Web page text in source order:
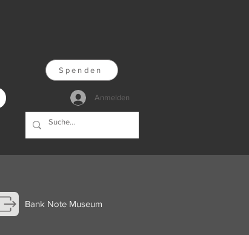
Spenden
Anmelden
Bank Note Museum